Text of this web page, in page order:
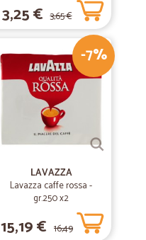
3,25 € 3,65 €
-7%
LAVAZZA
Lavazza caffe rossa -
gr.250 x2
15,19 € 16,49